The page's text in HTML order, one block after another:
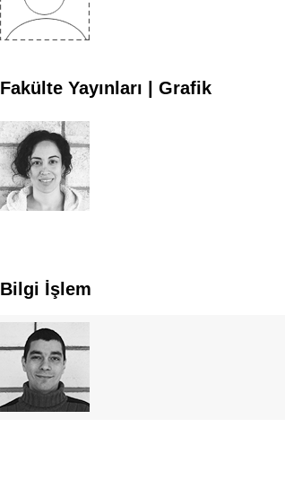
Fakülte Yayınları | Grafik
Bilgi İşlem